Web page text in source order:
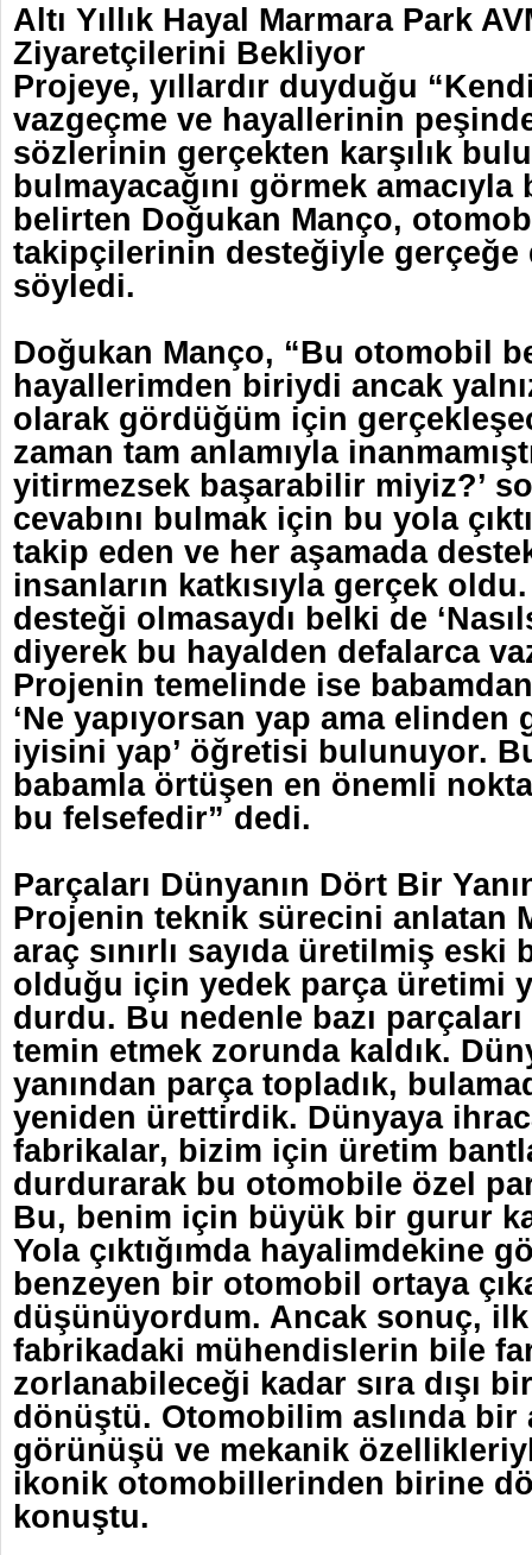
Altı Yıllık Hayal Marmara Park
Ziyaretçilerini Bekliyor
Projeye, yıllardır duyduğu
vazgeçme ve hayallerinin
sözlerinin gerçekten karşılık
bulmayacağını görmek amacıyla
belirten Doğukan Manço,
takipçilerinin desteğiyle
söyledi.
Doğukan Manço, “Bu otomobil
hayallerimden biriydi ancak
olarak gördüğüm için
zaman tam anlamıyla
yitirmezsek başarabilir miyiz?’
cevabını bulmak için bu yola
takip eden ve her aşamada
insanların katkısıyla gerçek
desteği olmasaydı belki de
diyerek bu hayalden defalarca
Projenin temelinde ise
‘Ne yapıyorsan yap ama elinden
iyisini yap’ öğretisi bulunuyor.
babamla örtüşen en önemli
bu felsefedir” dedi.
Parçaları Dünyanın Dört Bir
Projenin teknik sürecini anlatan
araç sınırlı sayıda üretilmiş eski
olduğu için yedek parça üretimi
durdu. Bu nedenle bazı
temin etmek zorunda kaldık.
yanından parça topladık,
yeniden ürettirdik. Dünyaya
fabrikalar, bizim için üretim
durdurarak bu otomobile özel
Bu, benim için büyük bir gurur
Yola çıktığımda hayalimdekine
benzeyen bir otomobil ortaya
düşünüyordum. Ancak sonuç, ilk
fabrikadaki mühendislerin bile
zorlanabileceği kadar sıra dışı
dönüştü. Otomobilim aslında bir
görünüşü ve mekanik
ikonik otomobillerinden birine
konuştu.